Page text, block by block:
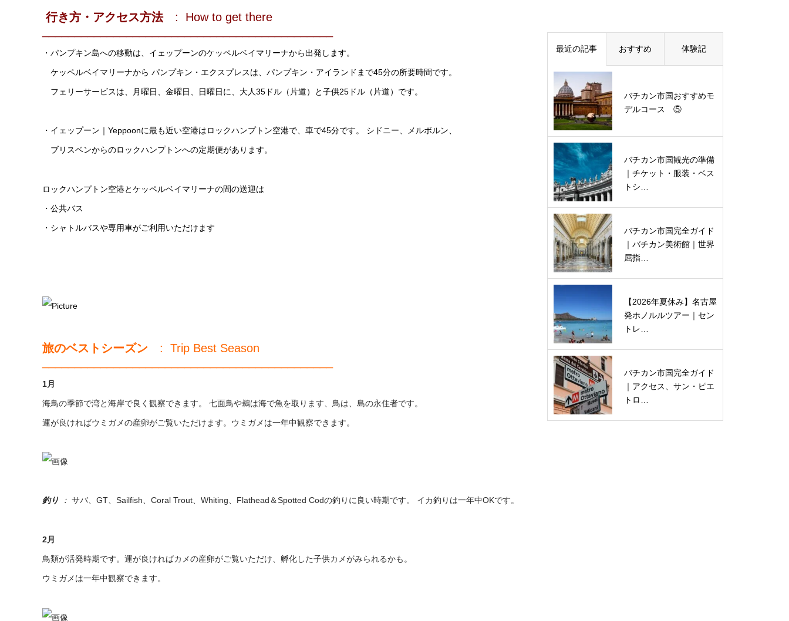
行き方・アクセス方法 : How to get there
・パンプキン島への移動は、イェップーンのケッペルベイマリーナから出発します。
ケッペルベイマリーナから パンプキン・エクスプレスは、パンプキン・アイランドまで45分の所要時間です。
フェリーサービスは、月曜日、金曜日、日曜日に、大人35ドル（片道）と子供25ドル（片道）です。
・イェップーン｜Yeppoonに最も近い空港はロックハンプトン空港で、車で45分です。 シドニー、メルボルン、
ブリスベンからのロックハンプトンへの定期便があります。
ロックハンプトン空港とケッペルベイマリーナの間の送迎は
・公共バス
・シャトルバスや専用車がご利用いただけます
旅のベストシーズン : Trip Best Season
1月
海鳥の季節で湾と海岸で良く観察できます。 七面鳥や鵜は海で魚を取ります、 鳥は、島の永住者です。
運が良ければウミガメの産卵がご覧いただけます。ウミガメは一年中観察できます。
釣り ： サバ、GT、Sailfish、Coral Trout、Whiting、Flathead＆Spotted Codの釣りに良い時期です。 イカ釣りは一年中OKです。
2月
鳥類が活発時期です。運が良ければカメの産卵がご覧いただけ、孵化した子供カメがみられるかも。
ウミガメは一年中観察できます。
最近の記事 おすすめ 体験記
バチカン市国おすすめモ
デルコース ⑤
バチカン市国観光の準備
｜チケット・服装・ベス
トシ…
バチカン市国完全ガイド
｜バチカン美術館｜世界
屈指…
【2026年夏休み】名古屋
発ホノルルツアー｜セン
トレ…
バチカン市国完全ガイド
｜アクセス、サン・ピエ
トロ…